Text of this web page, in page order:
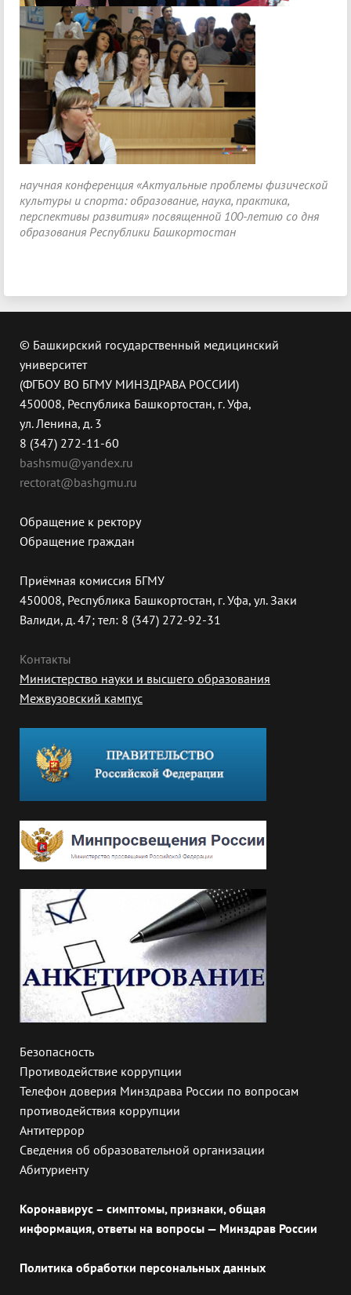
научная конференция «Актуальные проблемы физической
культуры и спорта: образование, наука, практика,
перспективы развития» посвященной 100-летию со дня
образования Республики Башкортостан
© Башкирский государственный медицинский
университет
(ФГБОУ ВО БГМУ МИНЗДРАВА РОССИИ)
450008, Республика Башкортостан, г. Уфа,
ул. Ленина, д. 3
8 (347) 272-11-60
bashsmu@yandex.ru
rectorat@bashgmu.ru
Обращение к ректору
Обращение граждан
Приёмная комиссия БГМУ
450008, Республика Башкортостан, г. Уфа, ул. Заки
Валиди, д. 47; тел: 8 (347) 272-92-31
Контакты
Министерство науки и высшего образования
Межвузовский кампус
Безопасность
Противодействие коррупции
Телефон доверия Минздрава России по вопросам
противодействия коррупции
Антитеррор
Сведения об образовательной организации
Абитуриенту
Коронавирус – симптомы, признаки, общая
информация, ответы на вопросы — Минздрав России
Политика обработки персональных данных